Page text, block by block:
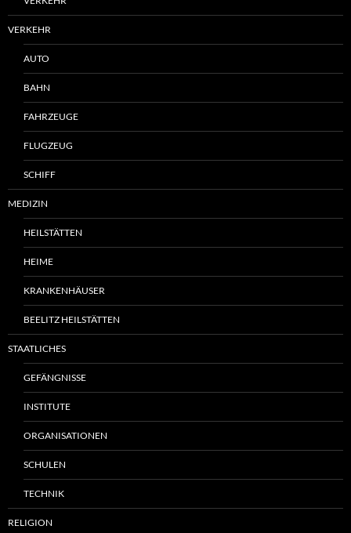
VERKEHR
AUTO
BAHN
FAHRZEUGE
FLUGZEUG
SCHIFF
MEDIZIN
HEILSTÄTTEN
HEIME
KRANKENHÄUSER
BEELITZ HEILSTÄTTEN
STAATLICHES
GEFÄNGNISSE
INSTITUTE
ORGANISATIONEN
SCHULEN
TECHNIK
RELIGION